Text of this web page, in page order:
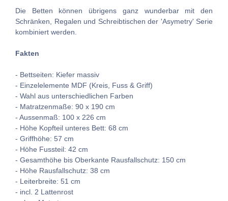
Die Betten können übrigens ganz wunderbar mit den
Schränken, Regalen und Schreibtischen der 'Asymetry' Serie
kombiniert werden.
Fakten
- Bettseiten: Kiefer massiv
- Einzelelemente MDF (Kreis, Fuss & Griff)
- Wahl aus unterschiedlichen Farben
- Matratzenmaße: 90 x 190 cm
- Aussenmaß: 100 x 226 cm
- Höhe Kopfteil unteres Bett: 68 cm
- Griffhöhe: 57 cm
- Höhe Fussteil: 42 cm
- Gesamthöhe bis Oberkante Rausfallschutz: 150 cm
- Höhe Rausfallschutz: 38 cm
- Leiterbreite: 51 cm
- incl. 2 Lattenrost